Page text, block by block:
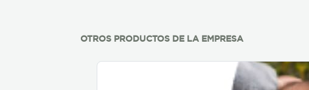
OTROS PRODUCTOS DE LA EMPRESA